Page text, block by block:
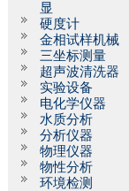
显
硬度计
金相试样机械
三坐标测量
超声波清洗器
实验设备
电化学仪器
水质分析
分析仪器
物理仪器
物性分析
环境检测